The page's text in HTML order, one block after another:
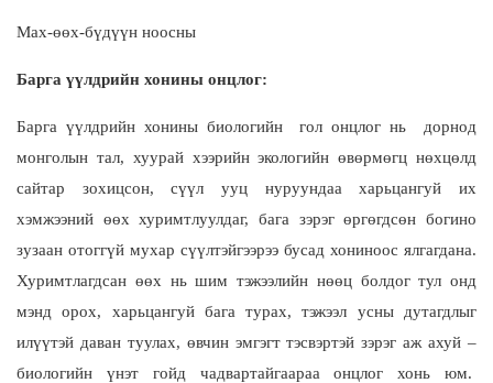
Мах-өөх-бүдүүн ноосны
Барга үүлдрийн хонины онцлог:
Барга үүлдрийн хонины биологийн гол онцлог нь дорнод
монголын тал, хуурай хээрийн экологийн өвөрмөгц нөхцөлд
сайтар зохицсон, сүүл ууц нуруундаа харьцангуй их
хэмжээний өөх хуримтлуулдаг, бага зэрэг өргөгдсөн богино
зузаан отоггүй мухар сүүлтэйгээрээ бусад хониноос ялгагдана.
Хуримтлагдсан өөх нь шим тэжээлийн нөөц болдог тул онд
мэнд орох, харьцангуй бага турах, тэжээл усны дутагдлыг
илүүтэй даван туулах, өвчин эмгэгт тэсвэртэй зэрэг аж ахуй –
биологийн үнэт гойд чадвартайгаараа онцлог хонь юм.